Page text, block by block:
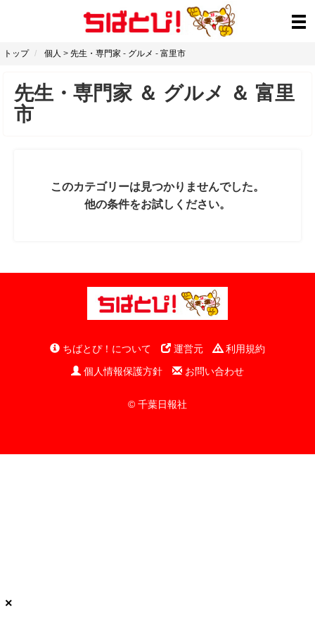
トップ 個人 > 先生・専門家 - グルメ - 富里市
先生・専門家 ＆ グルメ ＆ 富里
市
このカテゴリーは見つかりませんでした。
他の条件をお試しください。
ちばとぴ！について 運営元
利用規約
個人情報保護方針
お問い合わせ
© 千葉日報社
×